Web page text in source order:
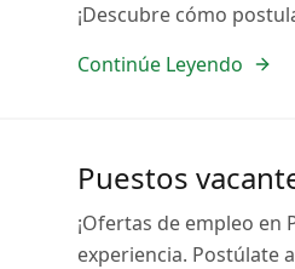
¡Descubre cómo
Continúe Leyendo
Puestos
¡Ofertas de empleo
experiencia. Postúlate